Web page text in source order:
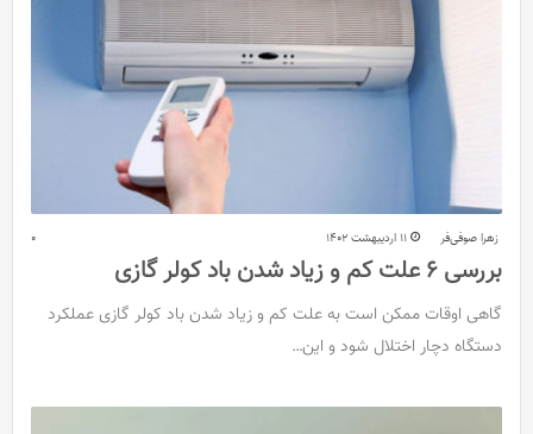
زهرا صوفی‌فر 11 اردیبهشت 1402 0
بررسی 6 علت کم و زیاد شدن باد کولر گازی
گاهی اوقات ممکن است به علت کم و زیاد شدن باد کولر گازی عملکرد
دستگاه دچار اختلال شود و این…